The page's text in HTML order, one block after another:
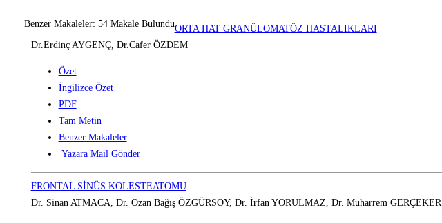
Benzer Makaleler: 54 Makale BulunduORTA HAT GRANÜLOMATÖZ HASTALIKLARI
Dr.Erdinç AYGENÇ, Dr.Cafer ÖZDEM
Özet
İngilizce Özet
PDF
Tam Metin
Benzer Makaleler
Yazara Mail Gönder
FRONTAL SİNÜS KOLESTEATOMU
Dr. Sinan ATMACA, Dr. Ozan Bağış ÖZGÜRSOY, Dr. İrfan YORULMAZ, Dr. Muharrem GERÇEKER